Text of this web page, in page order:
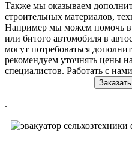
Также мы оказываем
строительных материалов,
Например мы можем помочь в
или битого автомобиля в
могут потребоваться
рекомендуем уточнять цены
специалистов. Работать с
.